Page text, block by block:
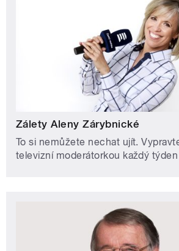
Zálety Aleny Zárybnické
To si nemůžete nechat ujít.
televizní moderátorkou každý